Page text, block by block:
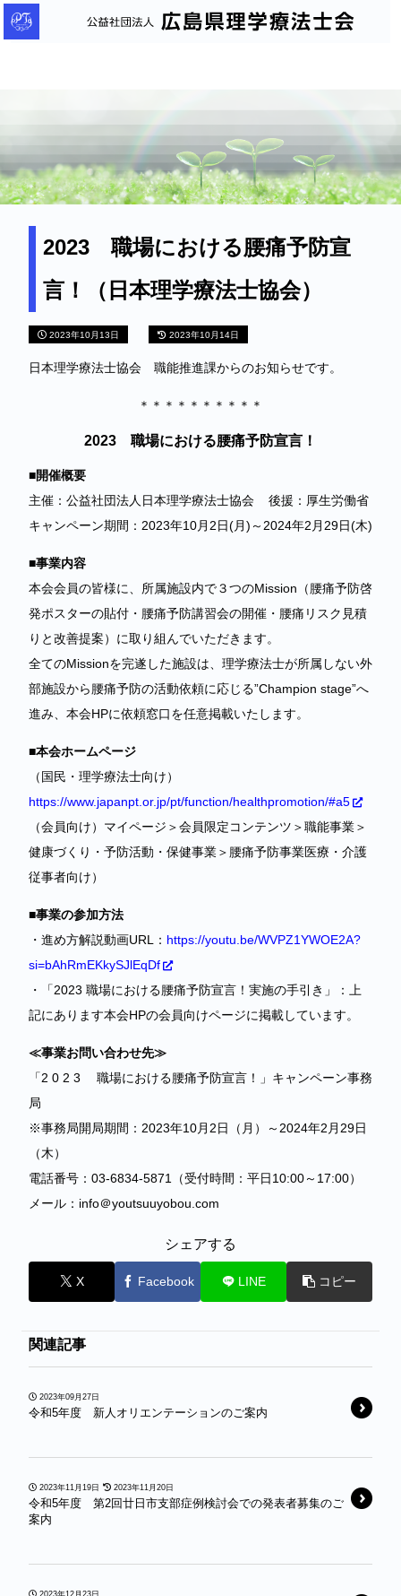
公
益
島
2023 職場における腰痛予防宣
言！（日本理学療法士協会）
2023年10月13日 2023年10月14日
日本理学療法士協会 職能推進課からのお知らせです。
＊＊＊＊＊＊＊＊＊＊
2023 職場における腰痛予防宣言！
■開催概要
主催：公益社団法人日本理学療法士協会 後援：厚生労働省
キャンペーン期間：2023年10月2日(月)～2024年2月29日(木)
■事業内容
本会会員の皆様に、所属施設内で３つのMission（腰痛予防啓
発ポスターの貼付・腰痛予防講習会の開催・腰痛リスク見積
りと改善提案）に取り組んでいただきます。
全てのMissionを完遂した施設は、理学療法士が所属しない外
部施設から腰痛予防の活動依頼に応じる”Champion stage”へ
進み、本会HPに依頼窓口を任意掲載いたします。
■本会ホームページ
（国民・理学療法士向け）
https://www.japanpt.or.jp/pt/function/healthpromotion/#a5
（会員向け）マイページ＞会員限定コンテンツ＞職能事業＞
健康づくり・予防活動・保健事業＞腰痛予防事業医療・介護
従事者向け）
■事業の参加方法
・進め方解説動画URL： https://youtu.be/WVPZ1YWOE2A?
si=bAhRmEKkySJlEqDf
・「2023 職場における腰痛予防宣言！実施の手引き」：上
記にあります本会HPの会員向けページに掲載しています。
≪事業お問い合わせ先≫
「2 0 2 3 職場における腰痛予防宣言！」キャンペーン事務
局
※事務局開局期間：2023年10月2日（月）～2024年2月29日
（木）
電話番号：03-6834-5871（受付時間：平日10:00～17:00）
メール：info＠youtsuuyobou.com
シェアする
X Facebook LINE コピー
関連記事
2023年09月27日
令和5年度 新人オリエンテーションのご案内
2023年11月19日 2023年11月20日
令和5年度 第2回廿日市支部症例検討会での発表者募集のご
案内
2023年12月23日